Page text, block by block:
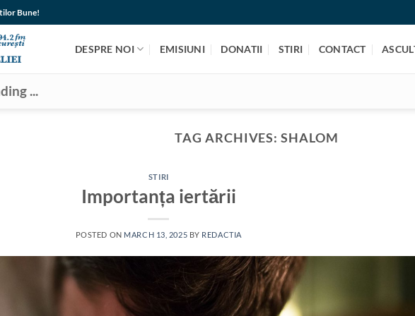
Bune!
DESPRE NOI EMISIUNI DONATII STIRI CONTACT
...
TAG ARCHIVES:SHALOM
STIRI
Importanța iertării
POSTED ON MARCH 13, 2025 BY REDACTIA